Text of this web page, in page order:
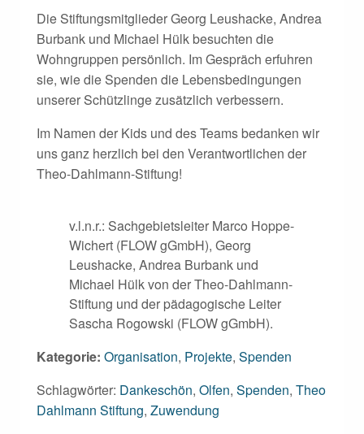
Die Stiftungsmitglieder Georg Leushacke, Andrea
Burbank und Michael Hülk besuchten die
Wohngruppen persönlich. Im Gespräch erfuhren
sie, wie die Spenden die Lebensbedingungen
unserer Schützlinge zusätzlich verbessern.
Im Namen der Kids und des Teams bedanken wir
uns ganz herzlich bei den Verantwortlichen der
Theo-Dahlmann-Stiftung!
v.l.n.r.: Sachgebietsleiter Marco Hoppe-
Wichert (FLOW gGmbH), Georg
Leushacke, Andrea Burbank und
Michael Hülk von der Theo-Dahlmann-
Stiftung und der pädagogische Leiter
Sascha Rogowski (FLOW gGmbH).
Kategorie: Organisation, Projekte, Spenden
Schlagwörter: Dankeschön, Olfen, Spenden, Theo
Dahlmann Stiftung, Zuwendung